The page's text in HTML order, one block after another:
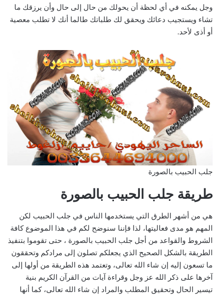
وجل يمكنه في أي لحظة أن يحولك من حال إلى حال وأن يرزقك ما
تشاء ويستجيب دعائك ويحقق لك طلباتك طالما أنك لا تطلب معصية
أو أذى لأحد.
جلب الحبيب بالصورة
طريقة جلب الحبيب بالصورة
هي من أشهر الطرق التي يستخدمها الناس في جلب الحبيب لكن
المهم هو مدى فعاليتها، لذا فإننا سنوضح لكم في هذا الموضوع كافة
الشروط والقواعد من أجل جلب الحبيب بالصورة ، حتى تقوموا بتنفيذ
الطريقة بالشكل الصحيح الذي يجعلكم تصلون إلى مرادكم وتحققون
ما تسعون إليه إن شاء الله تعالى، وتعتمد هذه الطريقة من أولها إلى
آخرها على ذكر الله عز وجل وقراءة آيات من القرآن الكريم بنية
تيسير الحال وتحقيق المطلب والمراد إن شاء الله تعالى، كما أنها